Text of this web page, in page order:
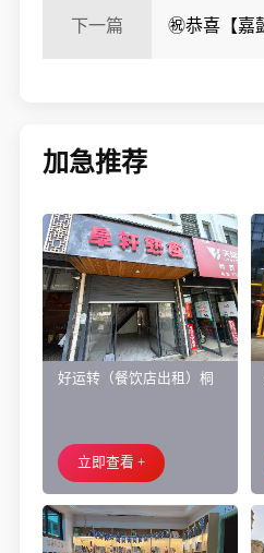
作、成功转出，祝老板顺风
下一篇 ㊗️恭喜【嘉
加急推荐
好运转（餐饮店出租）桐
面旺铺出租
立即查看 +